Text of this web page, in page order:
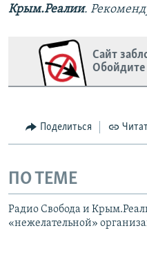
Крым.Реалии.
Сайт
Обойдите
Поделиться
ПО ТЕМЕ
Радио Свобода и
«нежелательной»